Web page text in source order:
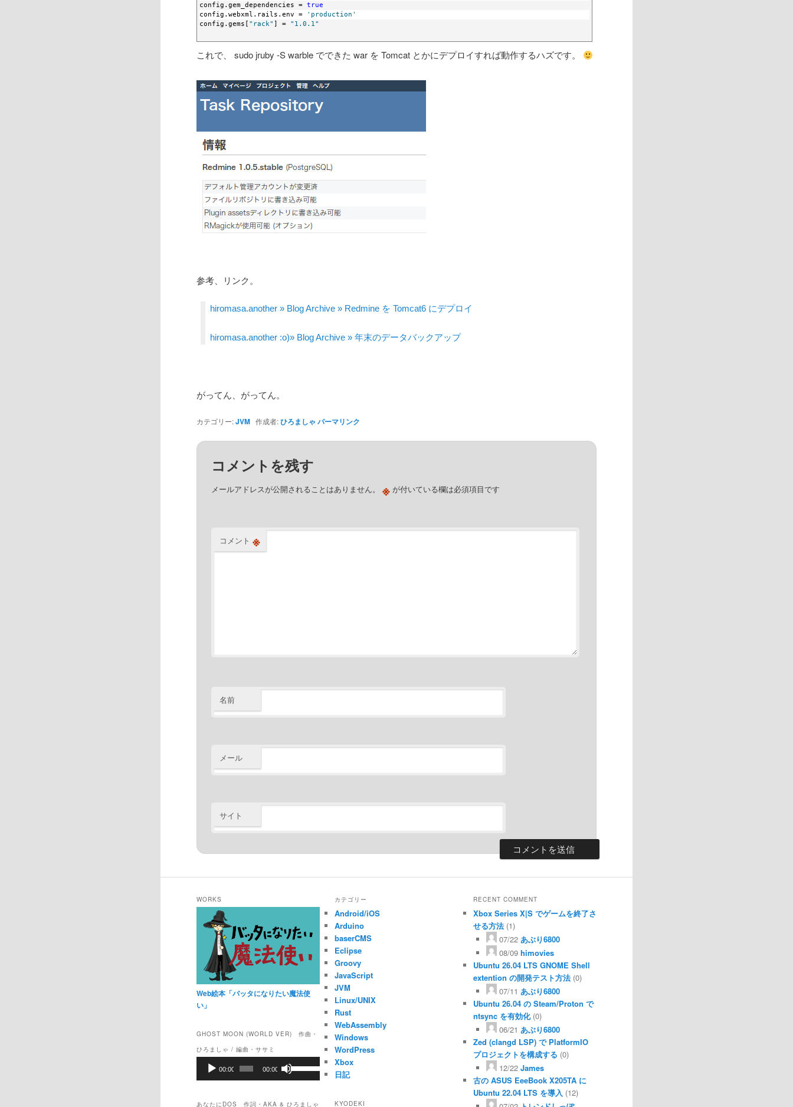
config.gem_dependencies = true
config.webxml.rails.env =
'production'
config.gems[ "rack" ] = "1.0.1"
これで、 sudo jruby -S warble でできた war を Tomcat とかにデプロイすれば動作するハズです。
参考、リンク。
hiromasa.another » Blog Archive » Redmine を Tomcat6 にデプロイ
hiromasa.another :o)» Blog Archive » 年末のデータバックアップ
がってん、がってん。
カテゴリー:JVM作成者:ひろましゃ パーマリンク
コメントを残す
メールアドレスが公開されることはありません。 ※ が付いている欄は必須項目です
コメント ※
名前
メール
サイト
WORKS
Web絵本「バッタになりたい魔法使
い」
GHOST MOON (WORLD VER) 作曲・
ひろましゃ / 編曲・ササミ
00:00 00:00
リ
あなたにDOS 作詞・AKA & ひろましゃ
カテゴリー
Android/iOS
Arduino
baserCMS
Eclipse
Groovy
JavaScript
JVM
Linux/UNIX
Rust
WebAssembly
Windows
WordPress
Xbox
日記
KYODEKI
RECENT COMMENT
Xbox Series X|S でゲームを終了さ
せる方法(1)
07/22 あぶり6800
08/09 himovies
Ubuntu 26.04 LTS GNOME Shell
extention の開発テスト方法(0)
07/11 あぶり6800
Ubuntu 26.04 の Steam/Proton で
ntsync を有効化(0)
06/21 あぶり6800
Zed (clangd LSP) で PlatformIO
プロジェクトを構成する (0)
12/22 James
古の ASUS EeeBook X205TA に
Ubuntu 22.04 LTS を導入 (12)